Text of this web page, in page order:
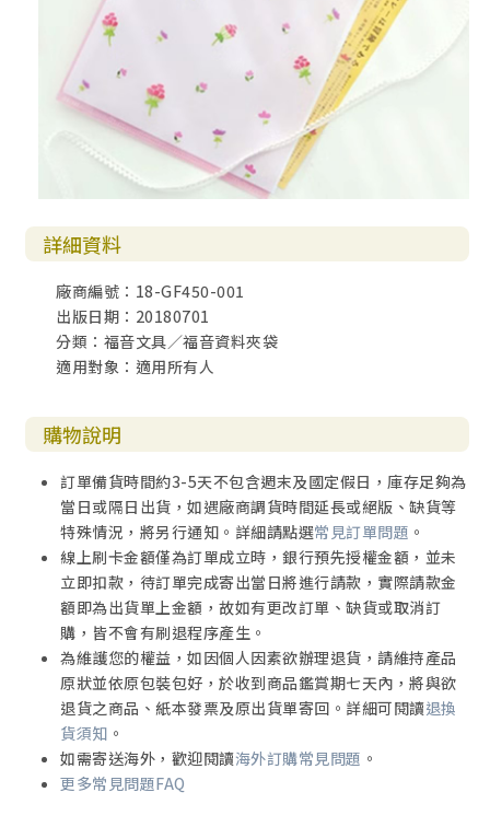
詳細資料
廠商編號：18-GF450-001
出版日期：20180701
分類：福音文具／福音資料夾袋
適用對象：適用所有人
購物說明
訂單備貨時間約3-5天不包含週末及國定假日，庫存足夠為
當日或隔日出貨，如遇廠商調貨時間延長或絕版、缺貨等
特殊情況，將另行通知。詳細請點選常見訂單問題 。
線上刷卡金額僅為訂單成立時，銀行預先授權金額，並未
立即扣款，待訂單完成寄出當日將進行請款，實際請款金
額即為出貨單上金額，故如有更改訂單、缺貨或取消訂
購，皆不會有刷退程序產生。
為維護您的權益，如因個人因素欲辦理退貨，請維持產品
原狀並依原包裝包好，於收到商品鑑賞期七天內，將與欲
退貨之商品、紙本發票及原出貨單寄回。詳細可閱讀退換
貨須知 。
如需寄送海外，歡迎閱讀海外訂購常見問題 。
更多常見問題FAQ